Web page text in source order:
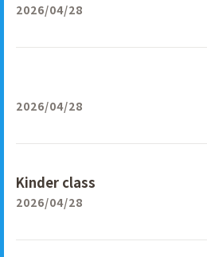
2026/04/28
2026/04/28
Kinder class
2026/04/28